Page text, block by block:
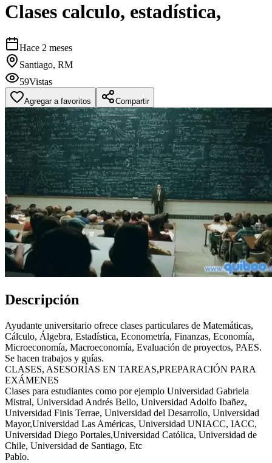
Clases calculo, estadística,
Hace 2 meses
Santiago, RM
59Vistas
Agregar a favoritos Compartir
Descripción
Ayudante universitario ofrece clases particulares de Matemáticas,
Cálculo, Álgebra, Estadística, Econometría, Finanzas, Economía,
Microeconomía, Macroeconomía, Evaluación de proyectos, PAES.
Se hacen trabajos y guías.
CLASES, ASESORÍAS EN TAREAS,PREPARACIÓN PARA
EXÁMENES
Clases para estudiantes como por ejemplo Universidad Gabriela
Mistral, Universidad Andrés Bello, Universidad Adolfo Ibañez,
Universidad Finis Terrae, Universidad del Desarrollo, Universidad
Mayor,Universidad Las Américas, Universidad UNIACC, IACC,
Universidad Diego Portales,Universidad Católica, Universidad de
Chile, Universidad de Santiago, Etc
Pablo.